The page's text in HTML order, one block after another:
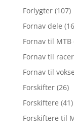
Forlygter (107)
Fornav dele
Fornav til MTB
Fornav til
Fornav til
Forskifter (26)
Forskiftere (41)
Forskiftere til